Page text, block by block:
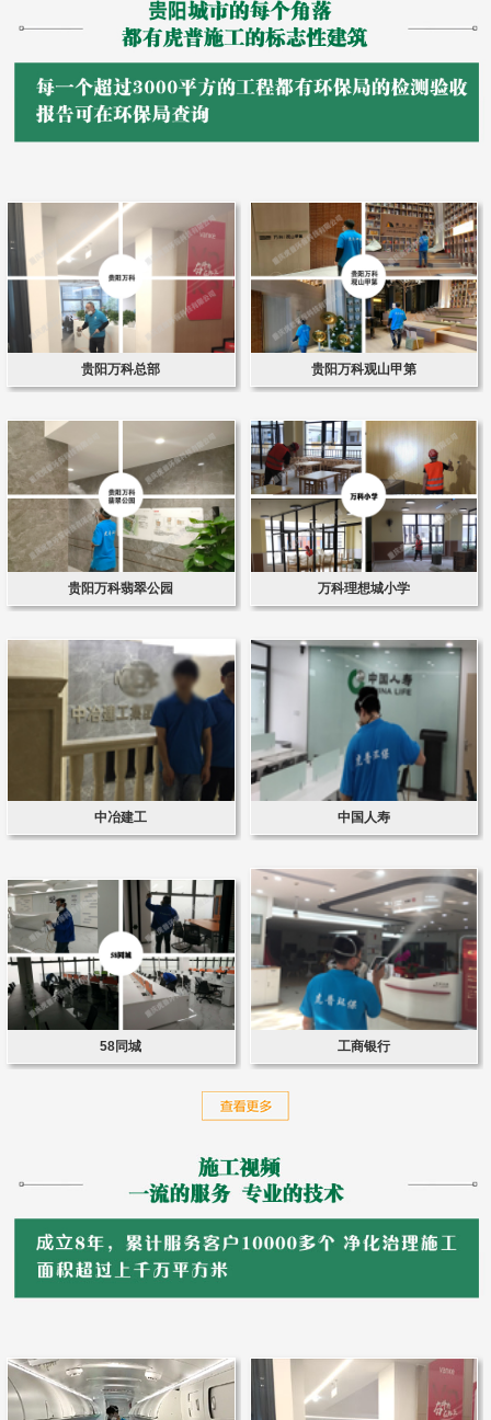
贵阳万科总部 贵阳万科观山甲第
贵阳万科翡翠公园 万科理想城小学
中冶建工 中国人寿
58同城 工商银行